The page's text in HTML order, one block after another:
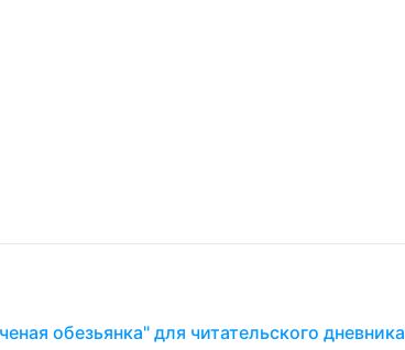
обезьянка" для читательского дневника